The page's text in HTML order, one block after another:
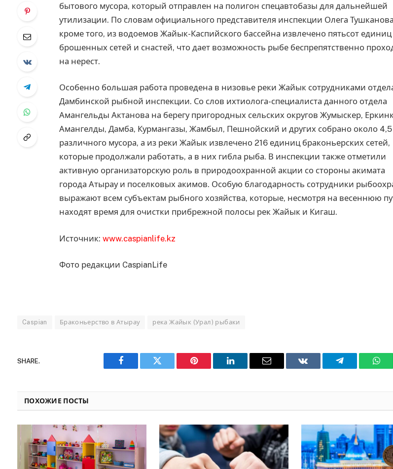
бытового мусора, который отправлен на полигон спецавтобазы для дальнейшей
утилизации. По словам официального представителя инспекции Олега
кроме того, из водоемов Жайык-Каспийского бассейна извлечено пятьсот единиц
брошенных сетей и снастей, что дает возможность рыбе беспрепятственно
на нерест.
Особенно большая работа проведена в низовье реки Жайык сотрудниками
Дамбинской рыбной инспекции. Со слов ихтиолога-специалиста данного отдела
Амангельды Актанова на берегу пригородных сельских округов Жумыскер,
Амангелды, Дамба, Курмангазы, Жамбыл, Пешнойский и других собрано около
различного мусора, а из реки Жайык извлечено 216 единиц браконьерских сетей,
которые продолжали работать, а в них гибла рыба. В инспекции также отметили
активную организаторскую роль в природоохранной акции со стороны акимата
города Атырау и поселковых акимов. Особую благодарность сотрудники
выражают всем субъектам рыбного хозяйства, которые, несмотря на весеннюю
находят время для очистки прибрежной полосы рек Жайык и Кигаш.
Источник: www.caspianlife.kz
Фото редакции CaspianLife
Caspian Браконьерство в Атырау река Жайык (Урал) рыбаки
SHARE.
Facebook Twitter Pinterest LinkedIn Email VKontakteTelegram
ПОХОЖИЕ ПОСТЫ